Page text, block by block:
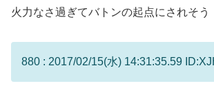
火力なさ過ぎてバトンの起点にされそう
880 : 2017/02/15(水) 14:31:35.59